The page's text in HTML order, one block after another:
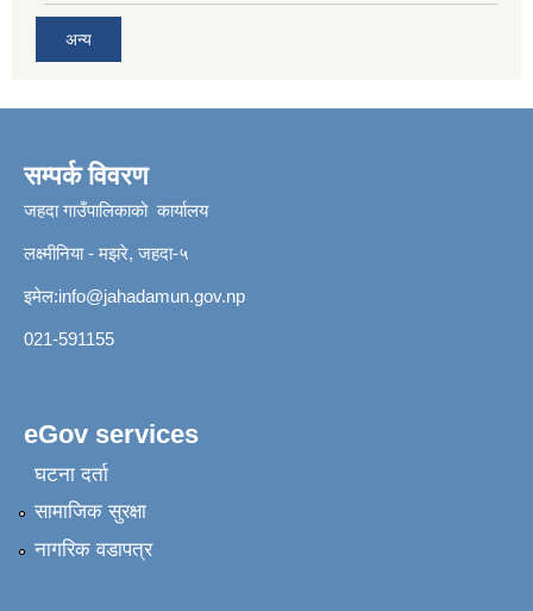
अन्य
सम्पर्क विवरण
जहदा गाउँपालिकाको कार्यालय
लक्ष्मीनिया - मझरे, जहदा-५
इमेल:info@jahadamun.gov.np
021-591155
eGov services
घटना दर्ता
सामाजिक सुरक्षा
नागरिक वडापत्र